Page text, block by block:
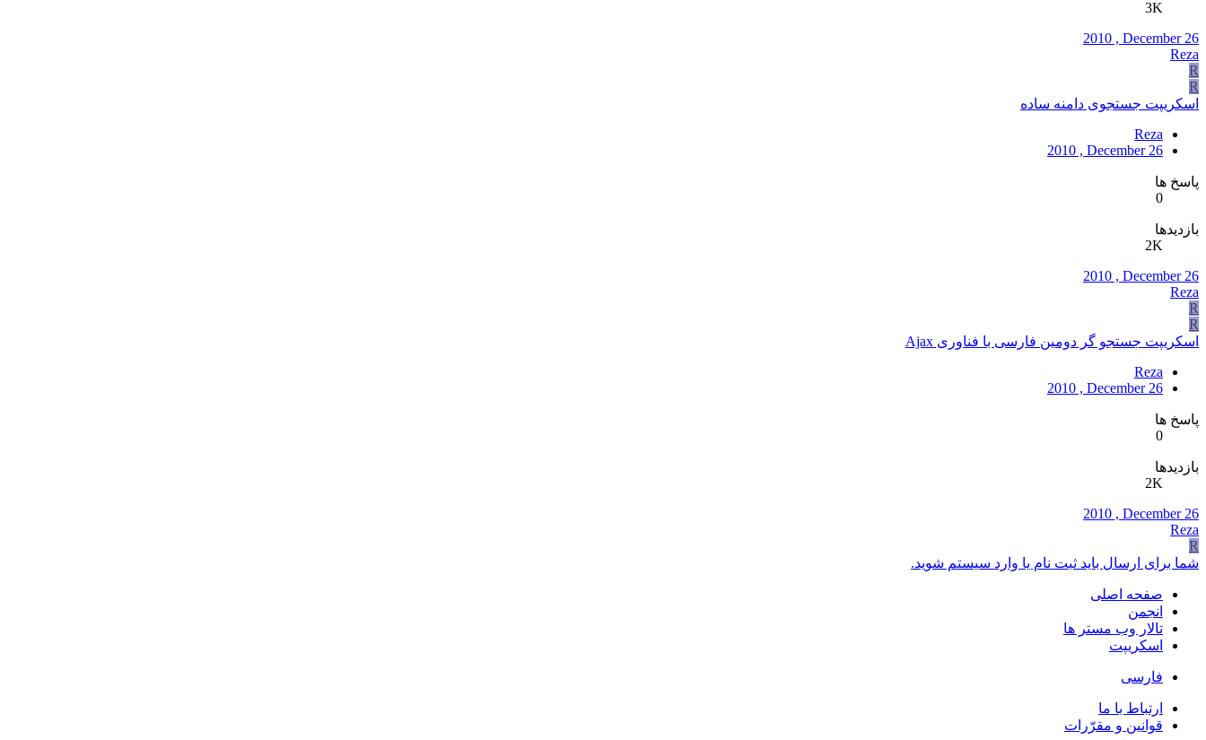
3K
2010 , December 26
Reza
R
R
اسکریپت جستجوی دامنه ساده
Reza
2010 , December 26
پاسخ ها
0
بازدیدها
2K
2010 , December 26
Reza
R
R
اسکریپت جستجو گر دومین فارسی با فناوری Ajax
Reza
2010 , December 26
پاسخ ها
0
بازدیدها
2K
2010 , December 26
Reza
R
شما برای ارسال باید ثبت نام یا وارد سیستم شوید.
صفحه اصلی
انجمن
تالار وب مستر ها
اسکریپت
فارسی
ارتباط با ما
قوانین و مقرّرات